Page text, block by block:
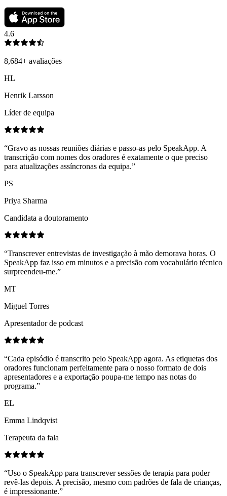
4.6
8,684+ avaliações
HL
Henrik Larsson
Líder de equipa
“Gravo as nossas reuniões diárias e passo-as pelo SpeakApp. A
transcrição com nomes dos oradores é exatamente o que preciso
para atualizações assíncronas da equipa.”
PS
Priya Sharma
Candidata a doutoramento
“Transcrever entrevistas de investigação à mão demorava horas. O
SpeakApp faz isso em minutos e a precisão com vocabulário técnico
surpreendeu-me.”
MT
Miguel Torres
Apresentador de podcast
“Cada episódio é transcrito pelo SpeakApp agora. As etiquetas dos
oradores funcionam perfeitamente para o nosso formato de dois
apresentadores e a exportação poupa-me tempo nas notas do
programa.”
EL
Emma Lindqvist
Terapeuta da fala
“Uso o SpeakApp para transcrever sessões de terapia para poder
revê-las depois. A precisão, mesmo com padrões de fala de crianças,
é impressionante.”